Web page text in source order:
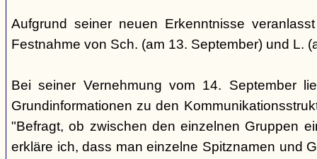
Aufgrund seiner neuen Erkenntnisse
Festnahme von Sch. (am 13. September) und L.
Bei seiner Vernehmung vom 14. September
Grundinformationen zu den
"Befragt, ob zwischen den einzelnen Gruppen
erkläre ich, dass man einzelne Spitznamen und